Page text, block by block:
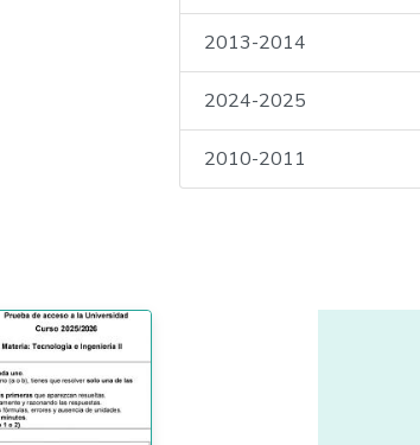
2013-2014
2024-2025
2010-2011